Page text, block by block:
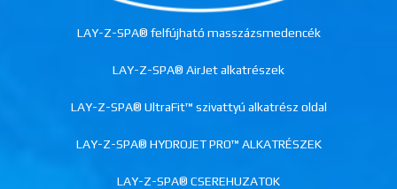
LAY-Z-SPA® felfújható masszázsmedencék
LAY-Z-SPA® AirJet alkatrészek
LAY-Z-SPA® UltraFit™ szivattyú alkatrész oldal
LAY-Z-SPA® HYDROJET PRO™ ALKATRÉSZEK
LAY-Z-SPA® CSEREHUZATOK